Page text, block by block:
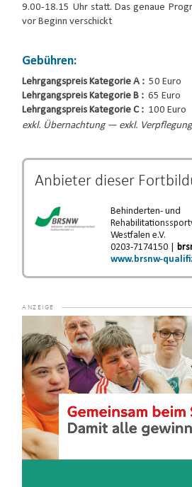
9.00-18.15 Uhr statt. Das genaue
vor Beginn verschickt
Gebühren:
Lehrgangspreis Kategorie A : 50 Euro
Lehrgangspreis Kategorie B : 65 Euro
Lehrgangspreis Kategorie C : 100 Euro
exkl. Übernachtung — exkl.
Anbieter dieser
Behinderten- und
Westfalen e.V.
0203-7174150 |
www.brsnw-
Player